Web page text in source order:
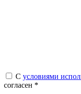
С условиями
согласен *